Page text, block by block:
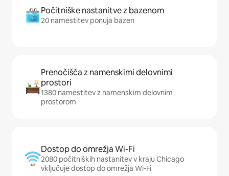
Počitniške nastanitve z bazenom
20 namestitev ponuja bazen
Prenočišča z namenskimi delovnimi
prostori
1380 namestitev z namenskim delovnim
prostorom
Dostop do omrežja Wi-Fi
2080 počitniških nastanitev v kraju Chicago
vključuje dostop do omrežja Wi-Fi